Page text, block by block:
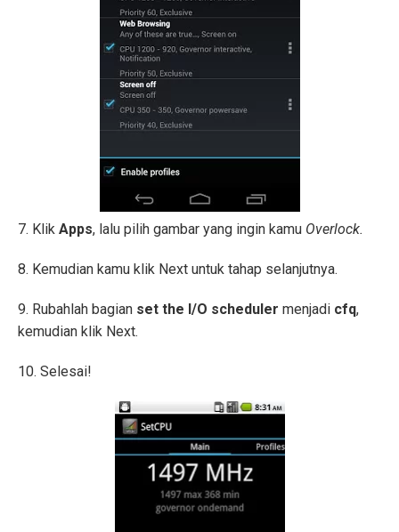
7. Klik Apps, lalu pilih gambar yang ingin kamu Overlock.
8. Kemudian kamu klik Next untuk tahap selanjutnya.
9. Rubahlah bagian set the I/O scheduler menjadi cfq,
kemudian klik Next.
10. Selesai!